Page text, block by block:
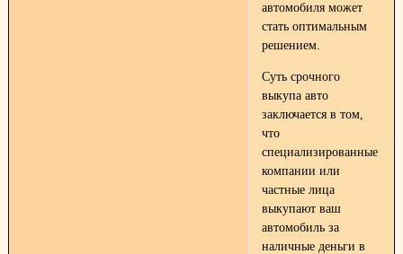
автомобиля может
стать оптимальным
решением.
Суть срочного
выкупа авто
заключается в том,
что
специализированные
компании или
частные лица
выкупают ваш
автомобиль за
наличные деньги в